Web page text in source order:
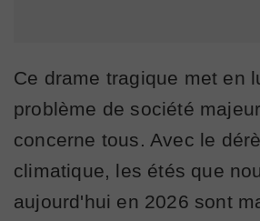
Ce drame tragique met en
problème de société
concerne tous. Avec le
climatique, les étés que
aujourd'hui en 2026 sont